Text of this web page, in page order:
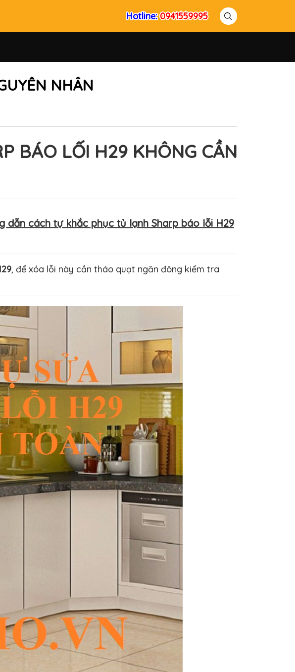
Hotline:0941559995
Hotline:0941559995
NHÂN
BÁO LỐI H29 KHÔNG CẦN
dẫn cách tự khắc phục tủ lạnh Sharp báo lỗi H29
, để xóa lỗi này cần tháo quạt ngăn đông kiểm tra